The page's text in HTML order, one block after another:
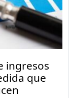
ingresos
que